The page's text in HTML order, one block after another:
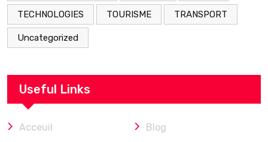
TECHNOLOGIES TOURISME TRANSPORT
Uncategorized
Useful Links
Acceuil Blog